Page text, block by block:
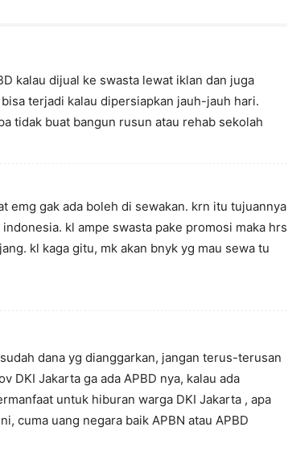
kalau dijual ke swasta lewat iklan dan juga
terjadi kalau dipersiapkan jauh-jauh hari.
tidak buat bangun rusun atau rehab sekolah
emg gak ada boleh di sewakan. krn itu tujuannya
kl ampe swasta pake promosi maka hrs
kl kaga gitu, mk akan bnyk yg mau sewa tu
dana yg dianggarkan, jangan terus-terusan
DKI Jakarta ga ada APBD nya, kalau ada
untuk hiburan warga DKI Jakarta , apa
cuma uang negara baik APBN atau APBD